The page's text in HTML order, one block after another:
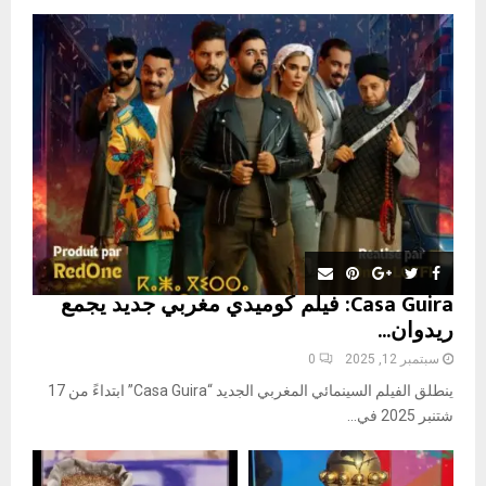
o
r
R
C
Casa Guira: فيلم كوميدي مغربي جديد يجمع
ريدوان...
سبتمبر 12, 2025 0
ينطلق الفيلم السينمائي المغربي الجديد “Casa Guira” ابتداءً من 17
شتنبر 2025 في...